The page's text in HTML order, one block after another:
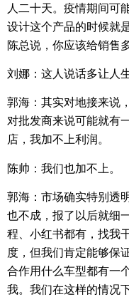
人二十天。疫情期间可
设计这个产品的时候就
陈总说，你应该给销售
刘娜：这人说话多让人
郭海：其实对地接来说
对批发商来说可能就有
店，我加不上利润。
陈帅：我们也加不上。
郭海：市场确实特别透
也不成，报了以后就细
程、小红书都有，找我
度，但我们肯定能够保
合作用什么车型都有一
我。我们在这样的情况